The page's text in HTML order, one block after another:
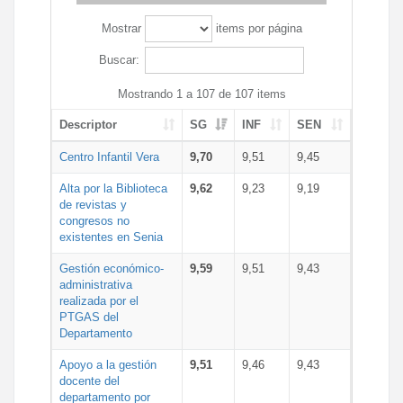
Mostrar items por página
Buscar:
Mostrando 1 a 107 de 107 items
Descriptor SG INF SEN
Centro Infantil Vera 9,70 9,51 9,45
Alta por la Biblioteca
de revistas y
congresos no
existentes en Senia
9,62 9,23 9,19
Gestión económico-
administrativa
realizada por el
PTGAS del
Departamento
9,59 9,51 9,43
Apoyo a la gestión
docente del
departamento por
9,51 9,46 9,43